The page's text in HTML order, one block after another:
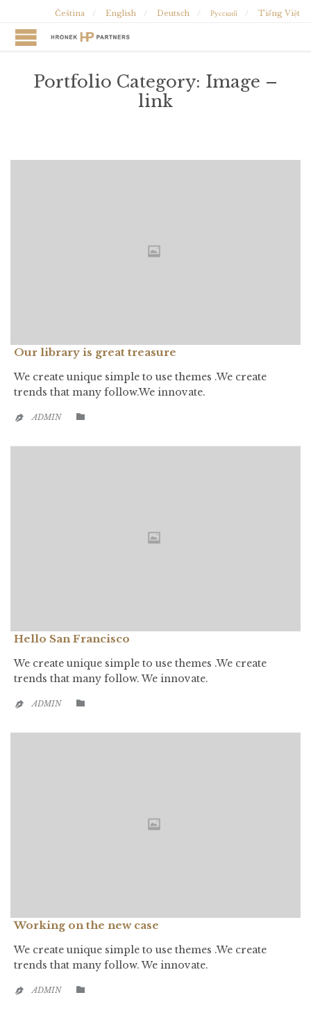
Čeština English Deutsch Русский Tiếng Việt
Portfolio Category: Image –
link
Our library is great treasure
We create unique simple to use themes .We create
trends that many follow.We innovate.
 ADMIN 
Hello San Francisco
We create unique simple to use themes .We create
trends that many follow. We innovate.
 ADMIN 
Working on the new case
We create unique simple to use themes .We create
trends that many follow. We innovate.
 ADMIN 